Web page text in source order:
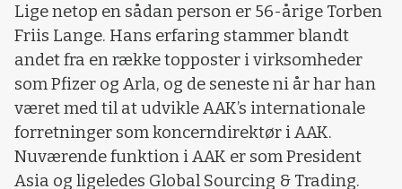
Lige netop en sådan person er 56-årige Torben
Friis Lange. Hans erfaring stammer blandt
andet fra en række topposter i virksomheder
som Pfizer og Arla, og de seneste ni år har han
været med til at udvikle AAK’s internationale
forretninger som koncerndirektør i AAK.
Nuværende funktion i AAK er som President
Asia og ligeledes Global Sourcing & Trading.